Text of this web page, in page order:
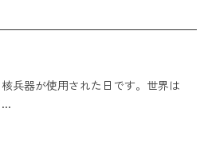
兵器が使用された日です。世界は